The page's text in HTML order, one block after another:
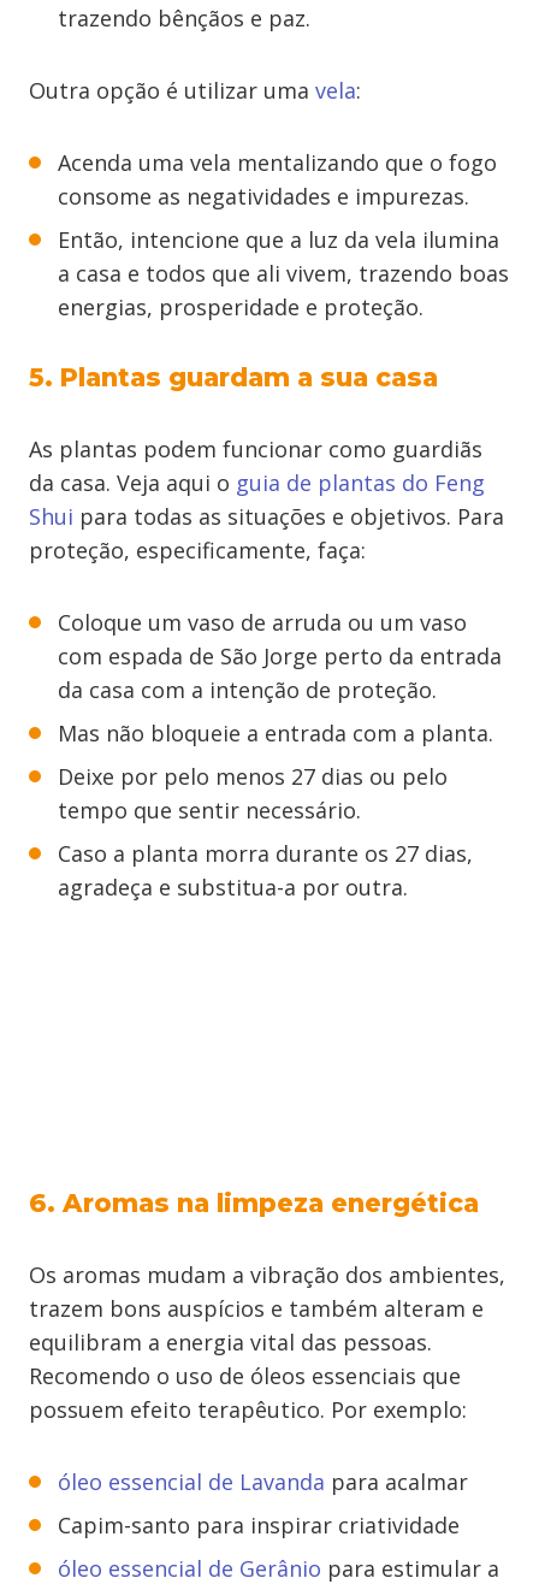
trazendo bênçãos e paz.
Outra opção é utilizar uma vela:
Acenda uma vela mentalizando que o fogo
consome as negatividades e impurezas.
Então, intencione que a luz da vela ilumina
a casa e todos que ali vivem, trazendo boas
energias, prosperidade e proteção.
5. Plantas guardam a sua casa
As plantas podem funcionar como guardiãs
da casa. Veja aqui o guia de plantas do Feng
Shui para todas as situações e objetivos. Para
proteção, especificamente, faça:
Coloque um vaso de arruda ou um vaso
com espada de São Jorge perto da entrada
da casa com a intenção de proteção.
Mas não bloqueie a entrada com a planta.
Deixe por pelo menos 27 dias ou pelo
tempo que sentir necessário.
Caso a planta morra durante os 27 dias,
agradeça e substitua-a por outra.
6. Aromas na limpeza energética
Os aromas mudam a vibração dos ambientes,
trazem bons auspícios e também alteram e
equilibram a energia vital das pessoas.
Recomendo o uso de óleos essenciais que
possuem efeito terapêutico. Por exemplo:
óleo essencial de Lavanda para acalmar
Capim-santo para inspirar criatividade
óleo essencial de Gerânio para estimular a